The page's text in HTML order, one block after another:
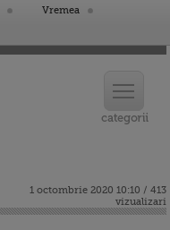
Vremea
1 octombrie 2020 10:10 / 413
vizualizari